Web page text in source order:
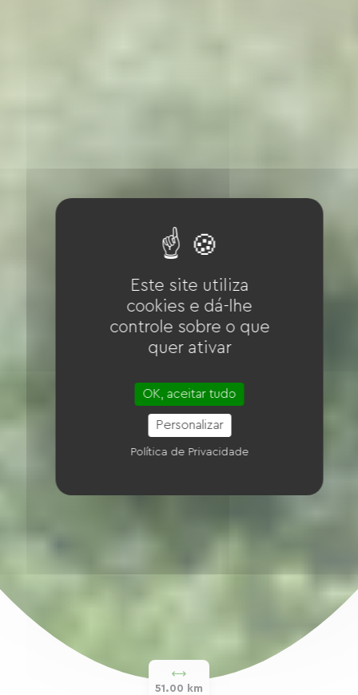
51.00 km
Este site utiliza
cookies e dá-lhe
controle sobre o que
quer ativar
OK, aceitar tudo
Personalizar
Política de Privacidade